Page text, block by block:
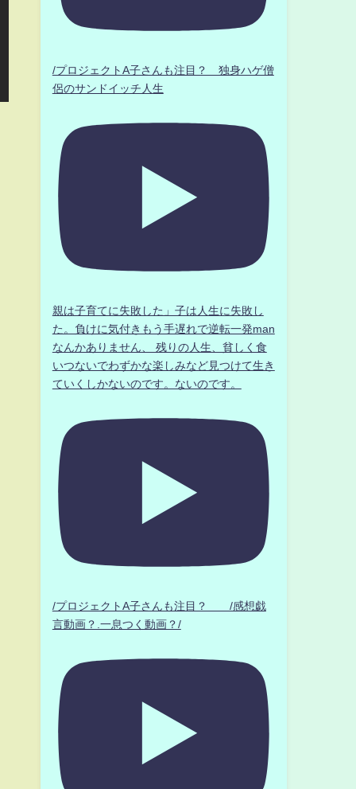
/プロジェクトA子さんも注目？ 独身ハゲ僧
侶のサンドイッチ人生
親は子育てに失敗した」子は人生に失敗し
た。負けに気付きもう手遅れで逆転一発man
なんかありません、 残りの人生、貧しく食
いつないでわずかな楽しみなど見つけて生き
ていくしかないのです。ないのです。
/プロジェクトA子さんも注目？ /感想戯
言動画？.一息つく動画？/